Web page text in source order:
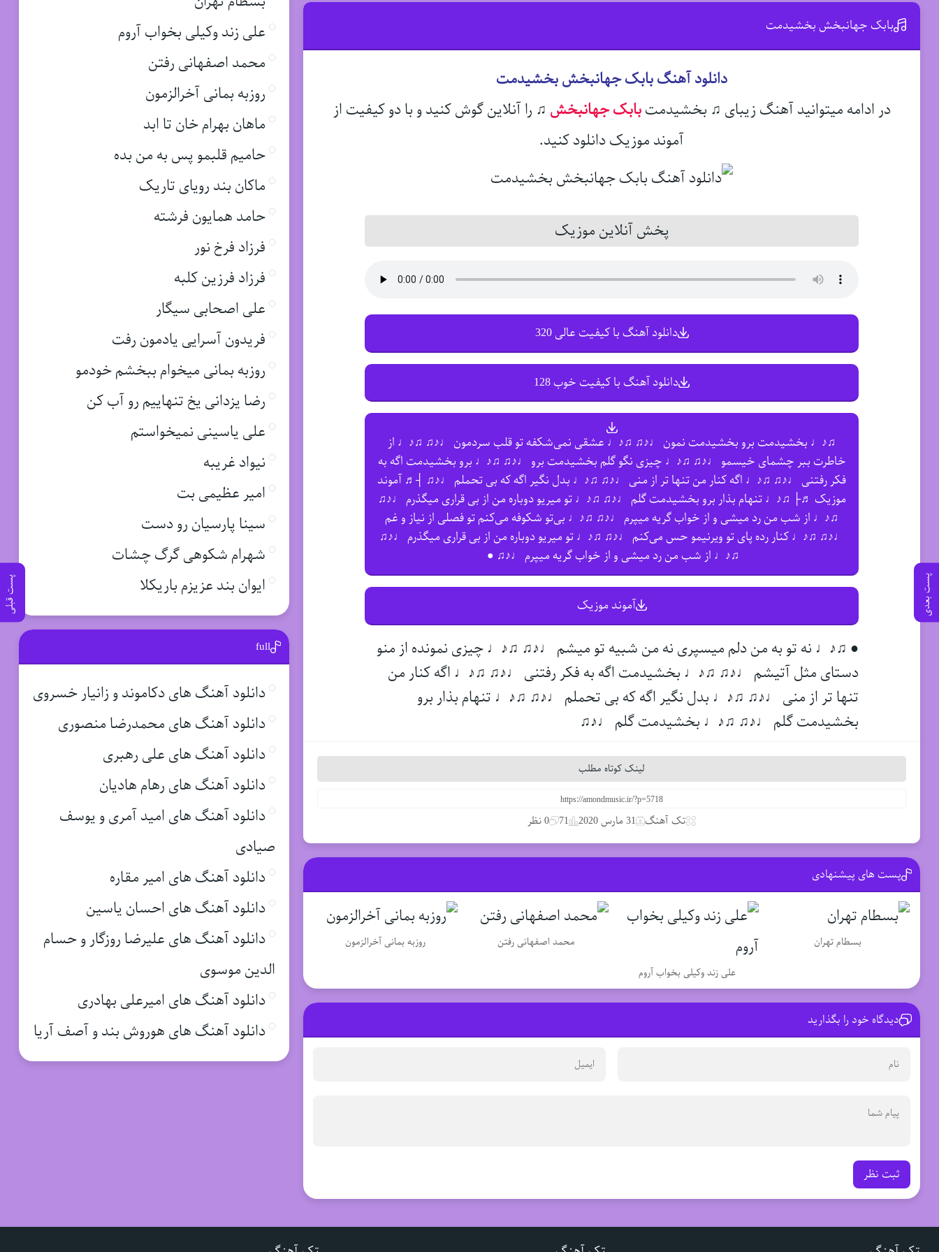
پست بعدی پست قبلی
بابک جهانبخش بخشیدمت
دانلود آهنگ بابک جهانبخش بخشیدمت
در ادامه میتوانید آهنگ زیبای ♫ بخشیدمتبابک جهانبخش ♫ را آنلاین گوش کنید و با دو کیفیت از
آموند موزیک دانلود کنید.
پخش آنلاین موزیک
دانلود آهنگ با کیفیت عالی 320
دانلود آهنگ با کیفیت خوب 128
♫♪♩ بخشیدمت برو بخشیدمت نمون ♩♪♫ ♫♪♩ عشقی‌ نمی‌‌شکفه تو قلب سردمون ♩♪♫ ♫♪♩ از
خاطرت ببر چشمای خیسمو ♩♪♫ ♫♪♩ چیزی نگو گلم بخشیدمت برو ♩♪♫ ♫♪♩ برو بخشیدمت اگه به
فکر رفتنی ♩♪♫ ♫♪♩ اگه کنار من تنها تر از منی ♩♪♫ ♫♪♩ بدل نگیر اگه که بی‌ تحملم ♩♪♫ ┤♬ آموند
موزیک ♬├ ♫♪♩ تنهام بذار برو بخشیدمت گلم ♩♪♫ ♫♪♩ تو میریو دوباره من از بی‌ قراری میگذرم ♩♪♫
♫♪♩ از شب من رد میشی‌ و از خواب گریه میپرم ♩♪♫ ♫♪♩ بی‌تو شکوفه می‌کنم تو فصلی از نیاز و غم
♩♪♫ ♫♪♩ کنار رده پای تو ویرنیمو حس می‌کنم ♩♪♫ ♫♪♩ تو میریو دوباره من از بی‌ قراری میگذرم ♩♪♫
♫♪♩ از شب من رد میشی‌ و از خواب گریه میپرم ♩♪♫ ●
آموند موزیک
● ♫♪♩ نه تو به من دلم میسپری نه من شبیه تو میشم ♩♪♫ ♫♪♩ چیزی نمونده از منو
دستای مثل آتیشم ♩♪♫ ♫♪♩ بخشیدمت اگه به فکر رفتنی ♩♪♫ ♫♪♩ اگه کنار من
تنها تر از منی ♩♪♫ ♫♪♩ بدل نگیر اگه که بی‌ تحملم ♩♪♫ ♫♪♩ تنهام بذار برو
بخشیدمت گلم ♩♪♫ ♫♪♩ بخشیدمت گلم ♩♪♫
لینک کوتاه مطلب
تک آهنگ 31 مارس 2020 71 0 نظر
پست های پیشنهادی
بسطام تهران
علی زند وکیلی بخواب آروم
محمد اصفهانی رفتن روزبه بمانی آخرالزمون
دیدگاه خود را بگذارید
ثبت نظر
علی زند وکیلی بخواب آروم
محمد اصفهانی رفتن
روزبه بمانی آخرالزمون
ماهان بهرام خان تا ابد
حامیم قلبمو پس به من بده
ماکان بند رویای تاریک
حامد همایون فرشته
فرزاد فرخ نور
فرزاد فرزین کلبه
علی اصحابی سیگار
فریدون آسرایی یادمون رفت
روزبه بمانی میخوام ببخشم خودمو
رضا یزدانی یخ تنهاییم رو آب کن
علی یاسینی نمیخواستم
نیواد غریبه
امیر عظیمی بت
سینا پارسیان رو دست
شهرام شکوهی گرگ چشات
ایوان بند عزیزم باریکلا
full
دانلود آهنگ های دکاموند و زانیار خسروی
دانلود آهنگ های محمدرضا منصوری
دانلود آهنگ های علی رهبری
دانلود آهنگ های رهام هادیان
دانلود آهنگ های امید آمری و یوسف
صیادی
دانلود آهنگ های امیر مقاره
دانلود آهنگ های احسان یاسین
دانلود آهنگ های علیرضا روزگار و حسام
الدین موسوی
دانلود آهنگ های امیرعلی بهادری
دانلود آهنگ های هوروش بند و آصف آریا